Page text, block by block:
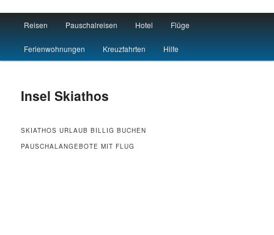
Hotel Flug Reisen
Skip to primary content
Skip to secondary content
Reisen Pauschalreisen Hotel Flüge
Ferienwohnungen Kreuzfahrten Hilfe
Insel Skiathos
SKIATHOS URLAUB BILLIG BUCHEN
PAUSCHALANGEBOTE MIT FLUG